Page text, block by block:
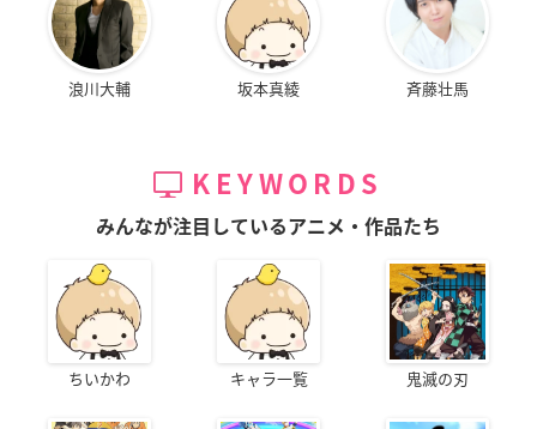
浪川大輔 坂本真綾 斉藤壮馬
KEYWORDS
みんなが注目しているアニメ・作品たち
ちいかわ キャラ一覧 鬼滅の刃